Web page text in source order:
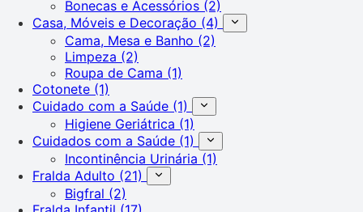
Bonecas e Acessórios (2)
Casa, Móveis e Decoração (4)
Cama, Mesa e Banho (2)
Limpeza (2)
Roupa de Cama (1)
Cotonete (1)
Cuidado com a Saúde (1)
Higiene Geriátrica (1)
Cuidados com a Saúde (1)
Incontinência Urinária (1)
Fralda Adulto (21)
Bigfral (2)